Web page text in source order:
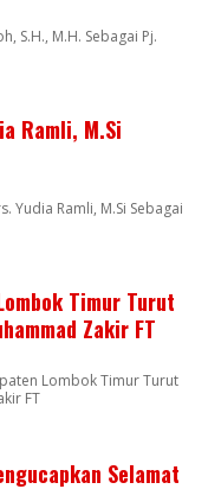
S.H., M.H. Sebagai Pj.
Ramli, M.Si
Yudia Ramli, M.Si Sebagai
Timur Turut
Zakir FT
Lombok Timur Turut
FT
Selamat